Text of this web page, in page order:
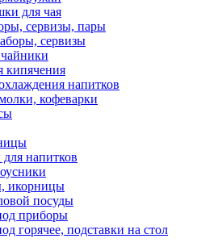
для чая
сервизы, пары
сервизы
кипячения
напитков
кофеварки
напитков
икорницы
посуды
приборы
горячее, подставки на стол